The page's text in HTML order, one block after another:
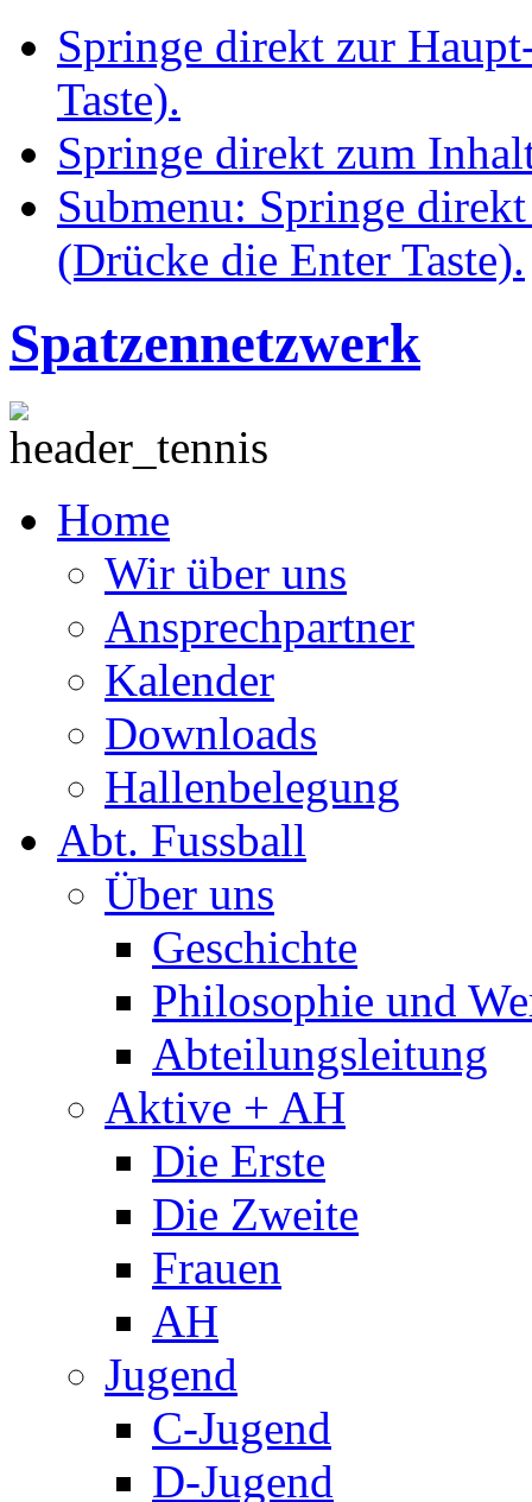
Springe direkt zur
Taste).
Springe direkt zum
Submenu: Springe
(Drücke die Enter Taste).
Spatzennetzwerk
Home
Wir über uns
Ansprechpartner
Kalender
Downloads
Hallenbelegung
Abt. Fussball
Über uns
Geschichte
Philosophie und
Abteilungsleitung
Aktive + AH
Die Erste
Die Zweite
Frauen
AH
Jugend
C-Jugend
D-Jugend